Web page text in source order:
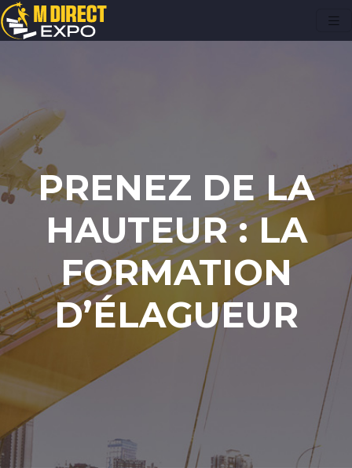
PRENEZ DE LA
HAUTEUR : LA
FORMATION
D’ÉLAGUEUR